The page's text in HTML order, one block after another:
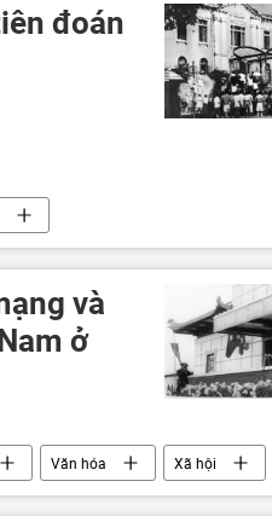
đoán
và
ở
Văn hóa
Xã hội
Moskva